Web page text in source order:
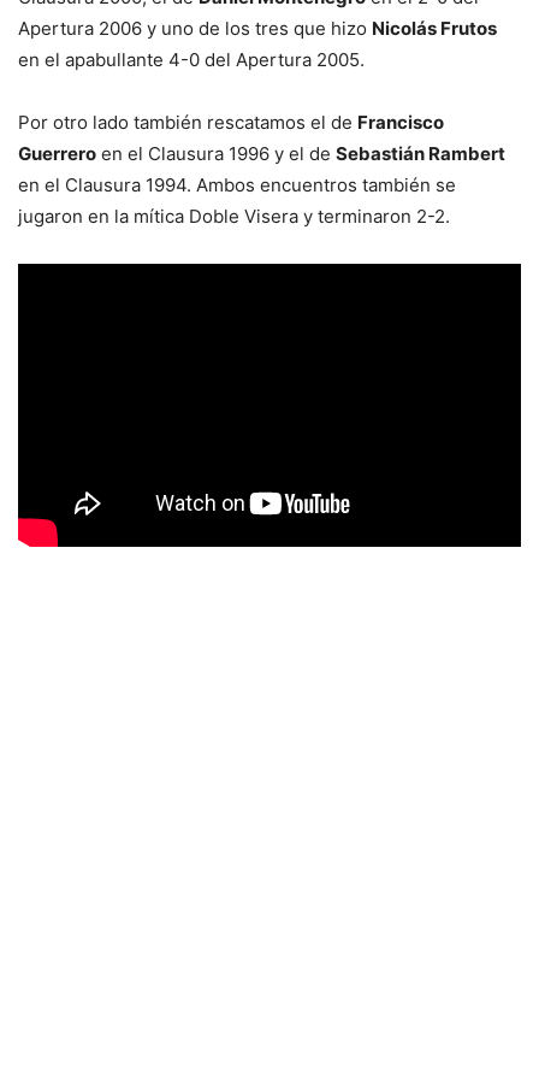
Apertura 2006 y uno de los tres que hizo Nicolás Frutos
en el apabullante 4-0 del Apertura 2005.
Por otro lado también rescatamos el de Francisco
Guerrero en el Clausura 1996 y el de Sebastián Rambert
en el Clausura 1994. Ambos encuentros también se
jugaron en la mítica Doble Visera y terminaron 2-2.